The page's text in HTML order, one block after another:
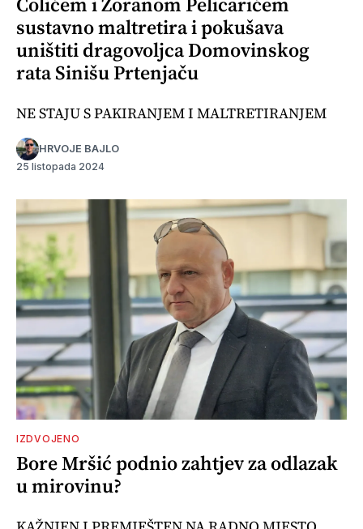
sustavno maltretira i pokušava
uništiti dragovoljca Domovinskog
rata Sinišu Prtenjaču
NE STAJU S PAKIRANJEM I MALTRETIRANJEM
HRVOJE BAJLO
25 listopada 2024
IZDVOJENO
Bore Mršić podnio zahtjev za odlazak
u mirovinu?